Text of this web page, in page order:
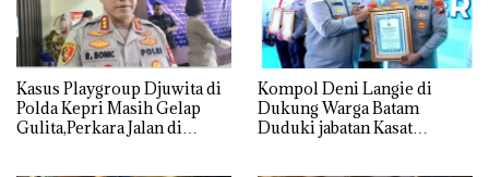
Kasus Playgroup Djuwita di
Polda Kepri Masih Gelap
Gulita,Perkara Jalan di
Kompol Deni Langie di
Dukung Warga Batam
Duduki jabatan Kasat